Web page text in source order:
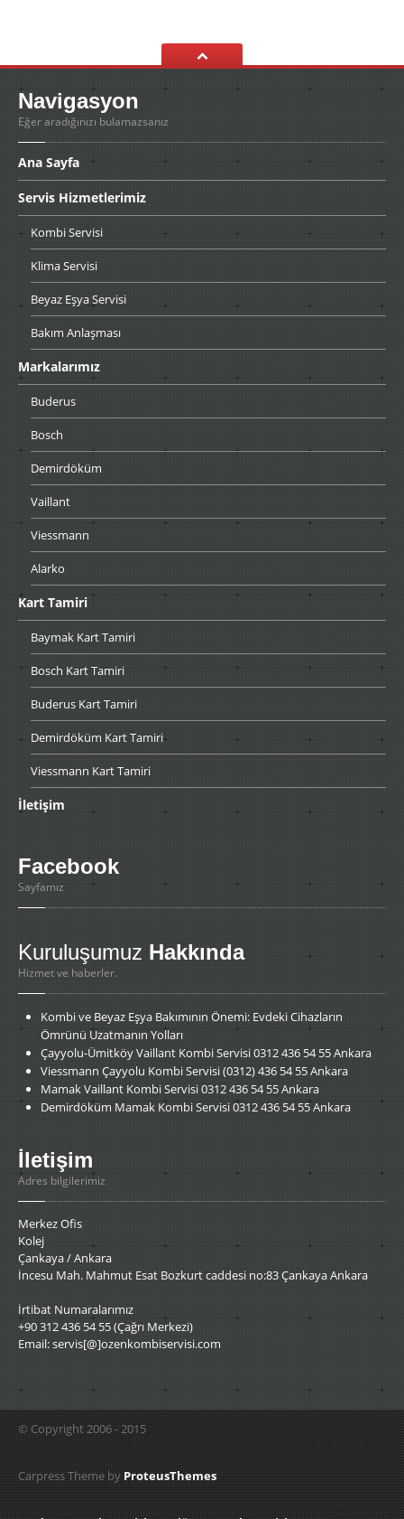
Navigasyon
Eğer aradığınızı bulamazsanız
Ana Sayfa
Servis Hizmetlerimiz
KombiServisi
KlimaServisi
Beyaz Eşya Servisi
Bakım Anlaşması
Markalarımız
Buderus
Bosch
Demirdöküm
Vaillant
Viessmann
Alarko
Kart Tamiri
Baymak Kart Tamiri
Bosch Kart Tamiri
Buderus Kart Tamiri
Demirdöküm Kart Tamiri
Viessmann Kart Tamiri
İletişim
Facebook
Sayfamız
Kuruluşumuz Hakkında
Hizmet ve haberler.
Kombive Beyaz Eşya Bakımının Önemi: Evdeki Cihazların
Ömrünü Uzatmanın Yolları
Çayyolu-ÜmitköyVaillant Kombi Servisi 0312 436 54 55 Ankara
Viessmann Çayyolu Kombi Servisi (0312) 436 54 55 Ankara
MamakVaillant Kombi Servisi 0312 436 54 55 Ankara
Demirdöküm Mamak Kombi Servisi 0312 436 54 55 Ankara
İletişim
Adres bilgilerimiz
Merkez Ofis
Kolej
Çankaya / Ankara
İncesu Mah. Mahmut Esat Bozkurt caddesi no:83 Çankaya Ankara
İrtibat Numaralarımız
+90 312 436 54 55 (Çağrı Merkezi)
Email: servis[@]ozenkombiservisi.com
© Copyright 2006 - 2015
Carpress Theme by ProteusThemes